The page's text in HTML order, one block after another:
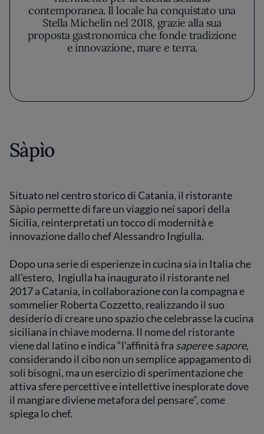
contemporanea. Il locale ha conquistato una
Stella Michelin nel 2018, grazie alla sua
proposta gastronomica che fonde tradizione
e innovazione, mare e terra.
Sàpìo
Situato nel centro storico di Catania, il ristorante
Sàpìo permette di fare un viaggio nei sapori della
Sicilia, reinterpretati un tocco di modernità e
innovazione dallo chef Alessandro Ingiulla.
Dopo una serie di esperienze in cucina sia in Italia che
all'estero, Ingiulla ha inaugurato il ristorante nel
2017 a Catania, in collaborazione con la compagna e
sommelier Roberta Cozzetto, realizzando il suo
desiderio di creare uno spazio che celebrasse la cucina
siciliana in chiave moderna. Il nome del ristorante
viene dal latino e indica “l’affinità fra sapereesapore,
considerando il cibo non un semplice appagamento di
soli bisogni, ma un esercizio di sperimentazione che
attiva sfere percettive e intellettive inesplorate dove
il mangiare diviene metafora del pensare”, come
spiega lo chef.